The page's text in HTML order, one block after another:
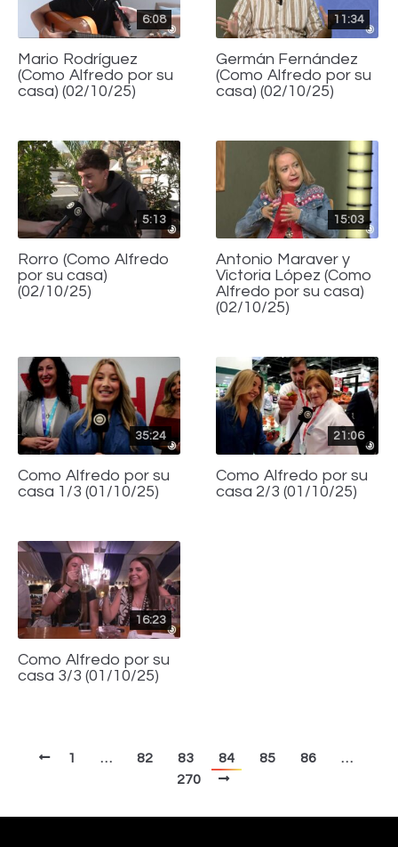
6:08
Mario Rodríguez
(Como Alfredo por su
casa) (02/10/25)
11:34
Germán Fernández
(Como Alfredo por su
casa) (02/10/25)
5:13
Rorro (Como Alfredo
por su casa)
(02/10/25)
15:03
Antonio Maraver y
Victoria López (Como
Alfredo por su casa)
(02/10/25)
35:24
Como Alfredo por su
casa 1/3 (01/10/25)
21:06
Como Alfredo por su
casa 2/3 (01/10/25)
16:23
Como Alfredo por su
casa 3/3 (01/10/25)
1 … 82 83 84 85 86
…
270